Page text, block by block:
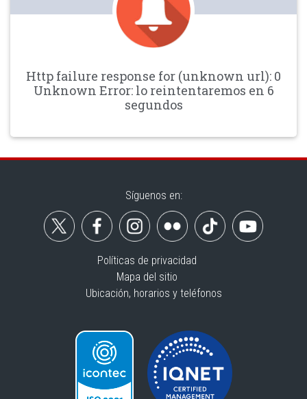
Http failure response for (unknown url): 0
Unknown Error: lo reintentaremos en 6
segundos
Síguenos en:
Políticas de privacidad
Mapa del sitio
Ubicación, horarios y teléfonos